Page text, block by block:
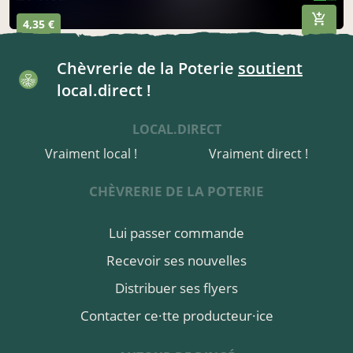
4,35 €
Chèvrerie de la Poterie soutient
local.direct !
LOCAL.DIRECT
Vraiment local !
Vraiment direct !
CHÈVRERIE DE LA POTERIE
Lui passer commande
Recevoir ses nouvelles
Distribuer ses flyers
Contacter ce·tte producteur·ice